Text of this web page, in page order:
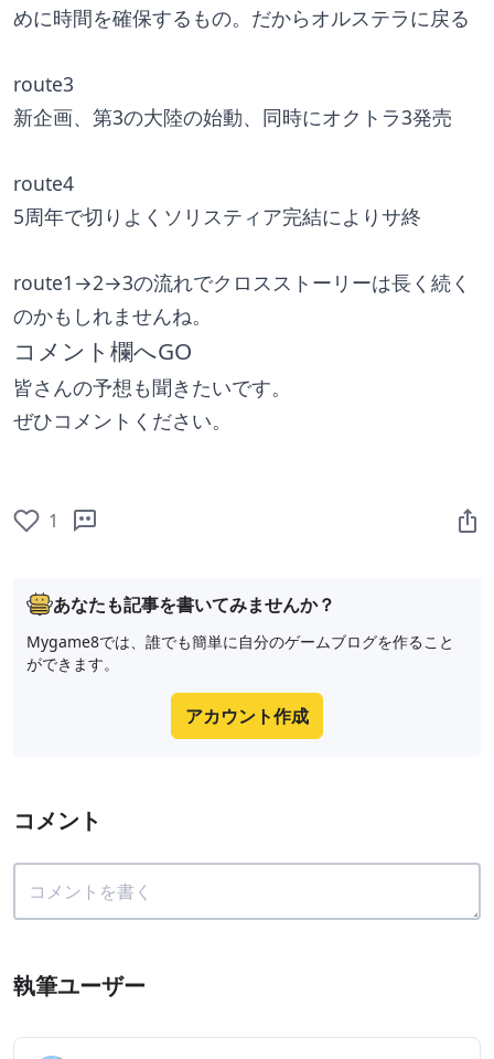
めに時間を確保するもの。だからオルステラに戻る
route3
新企画、第3の大陸の始動、同時にオクトラ3発売
route4
5周年で切りよくソリスティア完結によりサ終
route1→2→3の流れでクロスストーリーは長く続く
のかもしれませんね。
コメント欄へGO
皆さんの予想も聞きたいです。
ぜひコメントください。
1
あなたも記事を書いてみませんか？
Mygame8では、誰でも簡単に自分のゲームブログを作ること
ができます。
アカウント作成
コメント
執筆ユーザー